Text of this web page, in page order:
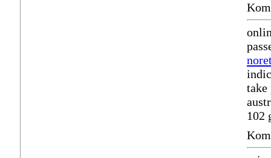
take
102